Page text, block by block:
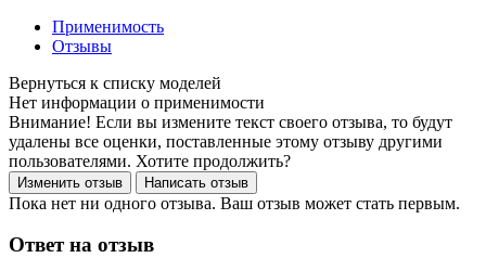
Применимость
Отзывы
Нет информации о применимости
Внимание! Если вы измените текст своего отзыва, то будут
удалены все оценки, поставленные этому отзыву другими
пользователями. Хотите продолжить?
Пока нет ни одного отзыва. Ваш отзыв может стать первым.
Ответ на отзыв